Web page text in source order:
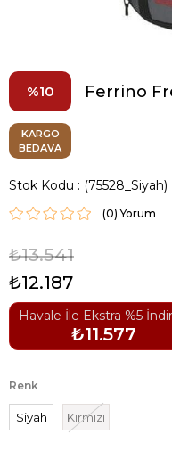
10 Ferrino
KARGO
BEDAVA
Stok Kodu (75528_Siyah)
(0)
₺13.541
₺12.187
Havale İle Ekstra %5
₺11.577
Renk
Siyah Kırmızı